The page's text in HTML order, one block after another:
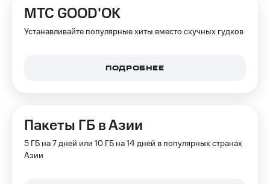
и
трекеры
скидки
Все
МТС GOOD'OK
Устанавливайте популярные хиты вместо скучных гудков
ПОДРОБНЕЕ
Пакеты ГБ в Азии
5 ГБ на 7 дней или 10 ГБ на 14 дней в популярных странах
Азии